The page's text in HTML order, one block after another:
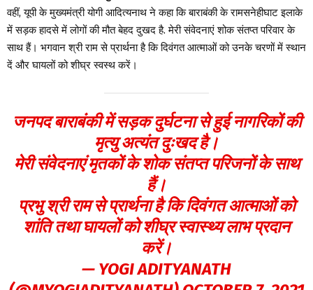
वहीं, यूपी के मुख्यमंत्री योगी आदित्यनाथ ने कहा कि बाराबंकी के रामसनेहीघाट इलाके
में सड़क हादसे में लोगों की मौत बेहद दुखद है. मेरी संवेदनाएं शोक संतप्त परिवार के
साथ हैं। भगवान श्री राम से प्रार्थना है कि दिवंगत आत्माओं को उनके चरणों में स्थान
दें और घायलों को शीघ्र स्वस्थ करें।
जनपद बाराबंकी में सड़क दुर्घटना से हुई नागरिकों की
मृत्यु अत्यंत दुःखद है।
मेरी संवेदनाएं मृतकों के शोक संतप्त परिजनों के साथ
हैं।
प्रभु श्री राम से प्रार्थना है कि दिवंगत आत्माओं को
शांति तथा घायलों को शीघ्र स्वास्थ्य लाभ प्रदान
करें।
— YOGI ADITYANATH